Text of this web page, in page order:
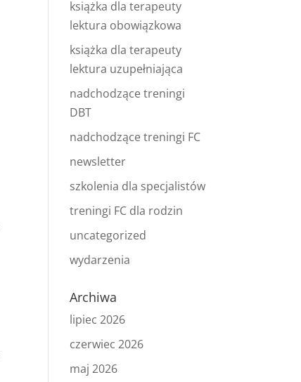
książka dla terapeuty
lektura obowiązkowa
książka dla terapeuty
lektura uzupełniająca
nadchodzące treningi
DBT
nadchodzące treningi FC
newsletter
szkolenia dla specjalistów
treningi FC dla rodzin
uncategorized
wydarzenia
Archiwa
lipiec 2026
czerwiec 2026
maj 2026